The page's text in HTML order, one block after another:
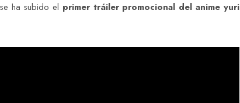
se ha subido el primer tráiler promocional del anime yuri